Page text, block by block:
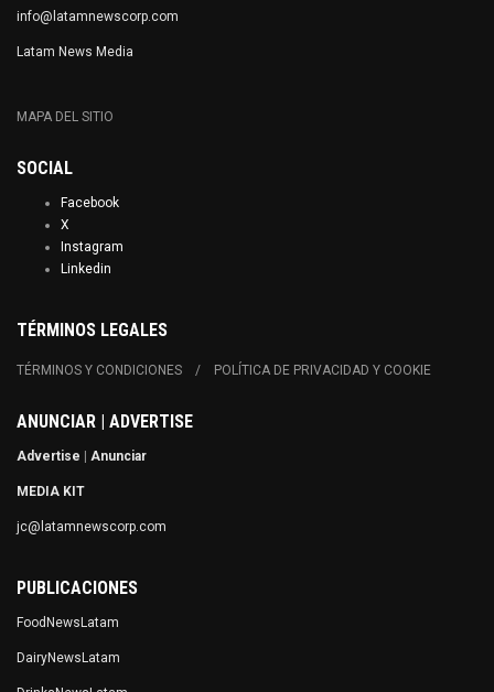
info@latamnewscorp.com
Latam News Media
MAPA DEL SITIO
SOCIAL
Facebook
X
Instagram
Linkedin
TÉRMINOS LEGALES
TÉRMINOS Y CONDICIONES POLÍTICA DE PRIVACIDAD Y COOKIE
ANUNCIAR | ADVERTISE
Advertise | Anunciar
MEDIA KIT
jc@latamnewscorp.com
PUBLICACIONES
FoodNewsLatam
DairyNewsLatam